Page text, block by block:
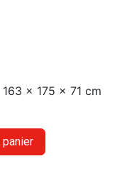
163 x 175 x 71 cm
panier